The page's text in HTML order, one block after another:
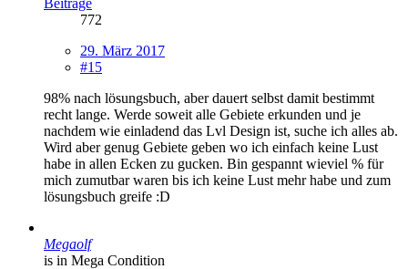
772
29. März 2017
#15
98% nach lösungsbuch, aber dauert selbst damit bestimmt
recht lange. Werde soweit alle Gebiete erkunden und je
nachdem wie einladend das Lvl Design ist, suche ich alles ab.
Wird aber genug Gebiete geben wo ich einfach keine Lust
habe in allen Ecken zu gucken. Bin gespannt wieviel % für
mich zumutbar waren bis ich keine Lust mehr habe und zum
lösungsbuch greife :D
Megaolf
is in Mega Condition